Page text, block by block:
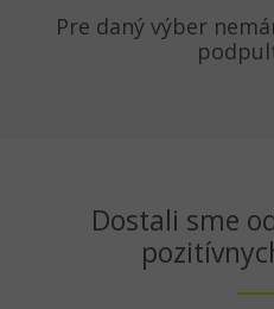
Pre daný výber
Dostali sme